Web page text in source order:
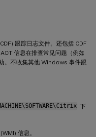
跟踪日志文件。还包括 CDF
信息在排查常见问题（例如
。不收集其他 Windows 事件跟
下
信息。